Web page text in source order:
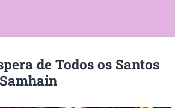
de Todos os Santos